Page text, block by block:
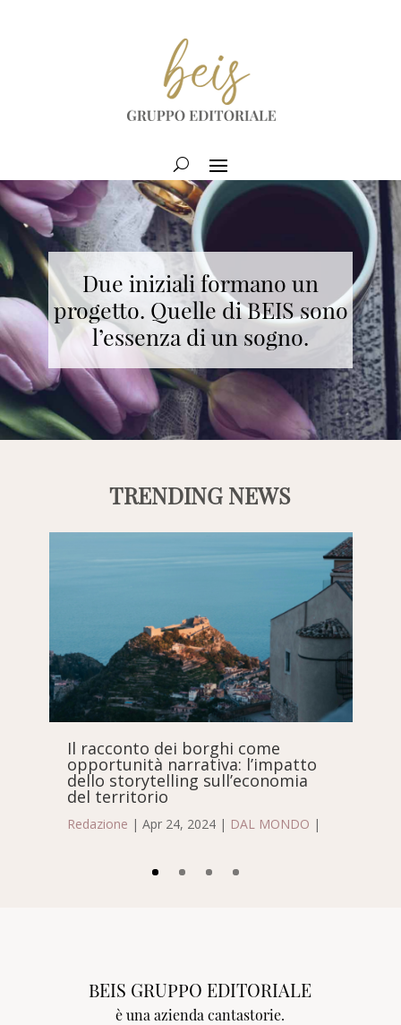
Due iniziali formano un
progetto. Quelle di BEIS sono
l’essenza di un sogno.
TRENDING NEWS
Il racconto dei borghi come
opportunità narrativa: l’impatto
dello storytelling sull’economia
del territorio
Redazione | Apr 24, 2024 | DAL MONDO |
BEIS GRUPPO EDITORIALE
è una azienda cantastorie.